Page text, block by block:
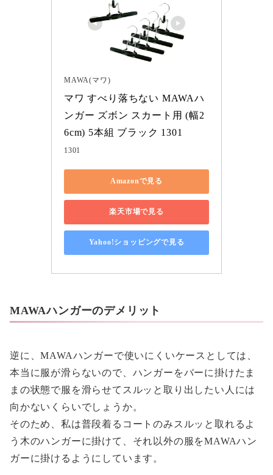
MAWA(マワ)
マワ すべり落ちない MAWAハ
ンガー ズボン スカート用 (幅2
6cm) 5本組 ブラック 1301
1301
Amazonで見る
楽天市場で見る
Yahoo!ショッピングで見る
MAWAハンガーのデメリット
逆に、MAWAハンガーで使いにくいケースとしては、
本当に服が滑らないので、ハンガーをバーに掛けたま
まの状態で服を滑らせてスルッと取り出したい人には
向かないくらいでしょうか。
そのため、私は普段着るコートのみスルッと取れるよ
う木のハンガーに掛けて、それ以外の服をMAWAハン
ガーに掛けるようにしています。